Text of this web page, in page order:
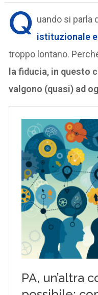
Q uando si parla
istituzionale
troppo lontano.
la fiducia, in questo
valgono (quasi) ad